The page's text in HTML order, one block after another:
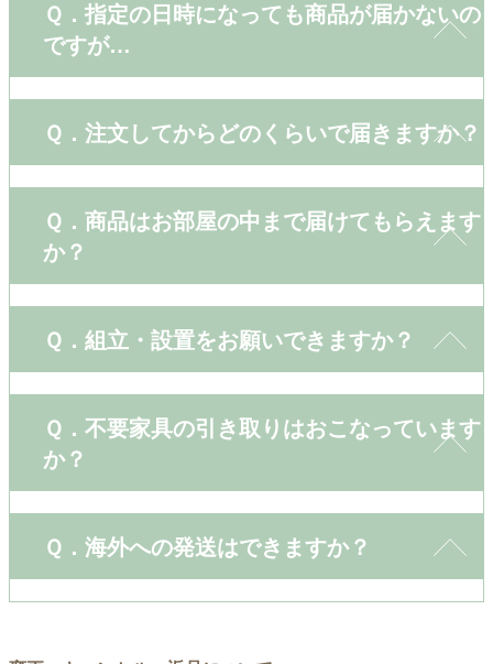
Ｑ．指定の日時になっても商品が届かないの
ですが…
Ｑ．注文してからどのくらいで届きますか？
Ｑ．商品はお部屋の中まで届けてもらえます
か？
Ｑ．組立・設置をお願いできますか？
Ｑ．不要家具の引き取りはおこなっています
か？
Ｑ．海外への発送はできますか？